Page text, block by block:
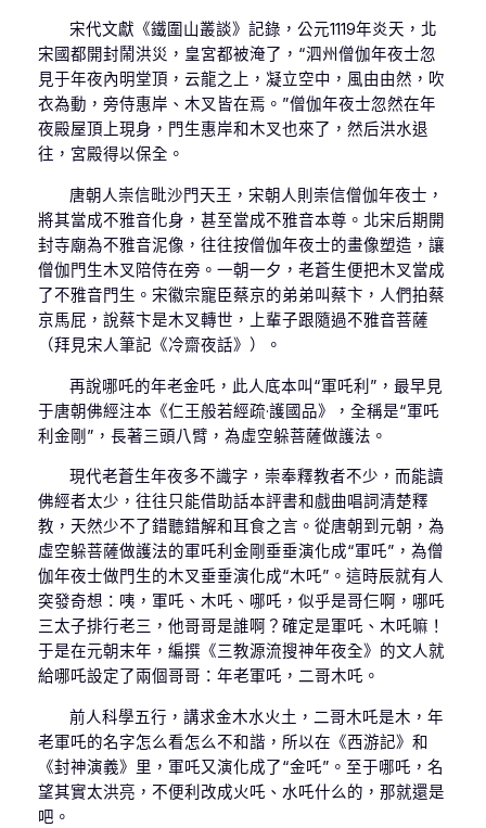
宋代文獻《鐵圍山叢談》記錄，公元1119年炎天，北
宋國都開封鬧洪災，皇宮都被淹了，“泗州僧伽年夜士忽
見于年夜內明堂頂，云龍之上，凝立空中，風由由然，吹
衣為動，旁侍惠岸、木叉皆在焉。”僧伽年夜士忽然在年
夜殿屋頂上現身，門生惠岸和木叉也來了，然后洪水退
往，宮殿得以保全。
唐朝人崇信毗沙門天王，宋朝人則崇信僧伽年夜士，
將其當成不雅音化身，甚至當成不雅音本尊。北宋后期開
封寺廟為不雅音泥像，往往按僧伽年夜士的畫像塑造，讓
僧伽門生木叉陪侍在旁。一朝一夕，老蒼生便把木叉當成
了不雅音門生。宋徽宗寵臣蔡京的弟弟叫蔡卞，人們拍蔡
京馬屁，說蔡卞是木叉轉世，上輩子跟隨過不雅音菩薩
（拜見宋人筆記《冷齋夜話》）。
再說哪吒的年老金吒，此人底本叫“軍吒利”，最早見
于唐朝佛經注本《仁王般若經疏·護國品》，全稱是“軍吒
利金剛”，長著三頭八臂，為虛空躲菩薩做護法。
現代老蒼生年夜多不識字，崇奉釋教者不少，而能讀
佛經者太少，往往只能借助話本評書和戲曲唱詞清楚釋
教，天然少不了錯聽錯解和耳食之言。從唐朝到元朝，為
虛空躲菩薩做護法的軍吒利金剛垂垂演化成“軍吒”，為僧
伽年夜士做門生的木叉垂垂演化成“木吒”。這時辰就有人
突發奇想：咦，軍吒、木吒、哪吒，似乎是哥仨啊，哪吒
三太子排行老三，他哥哥是誰啊？確定是軍吒、木吒嘛！
于是在元朝末年，編撰《三教源流搜神年夜全》的文人就
給哪吒設定了兩個哥哥：年老軍吒，二哥木吒。
前人科學五行，講求金木水火土，二哥木吒是木，年
老軍吒的名字怎么看怎么不和諧，所以在《西游記》和
《封神演義》里，軍吒又演化成了“金吒”。至于哪吒，名
望其實太洪亮，不便利改成火吒、水吒什么的，那就還是
吧。